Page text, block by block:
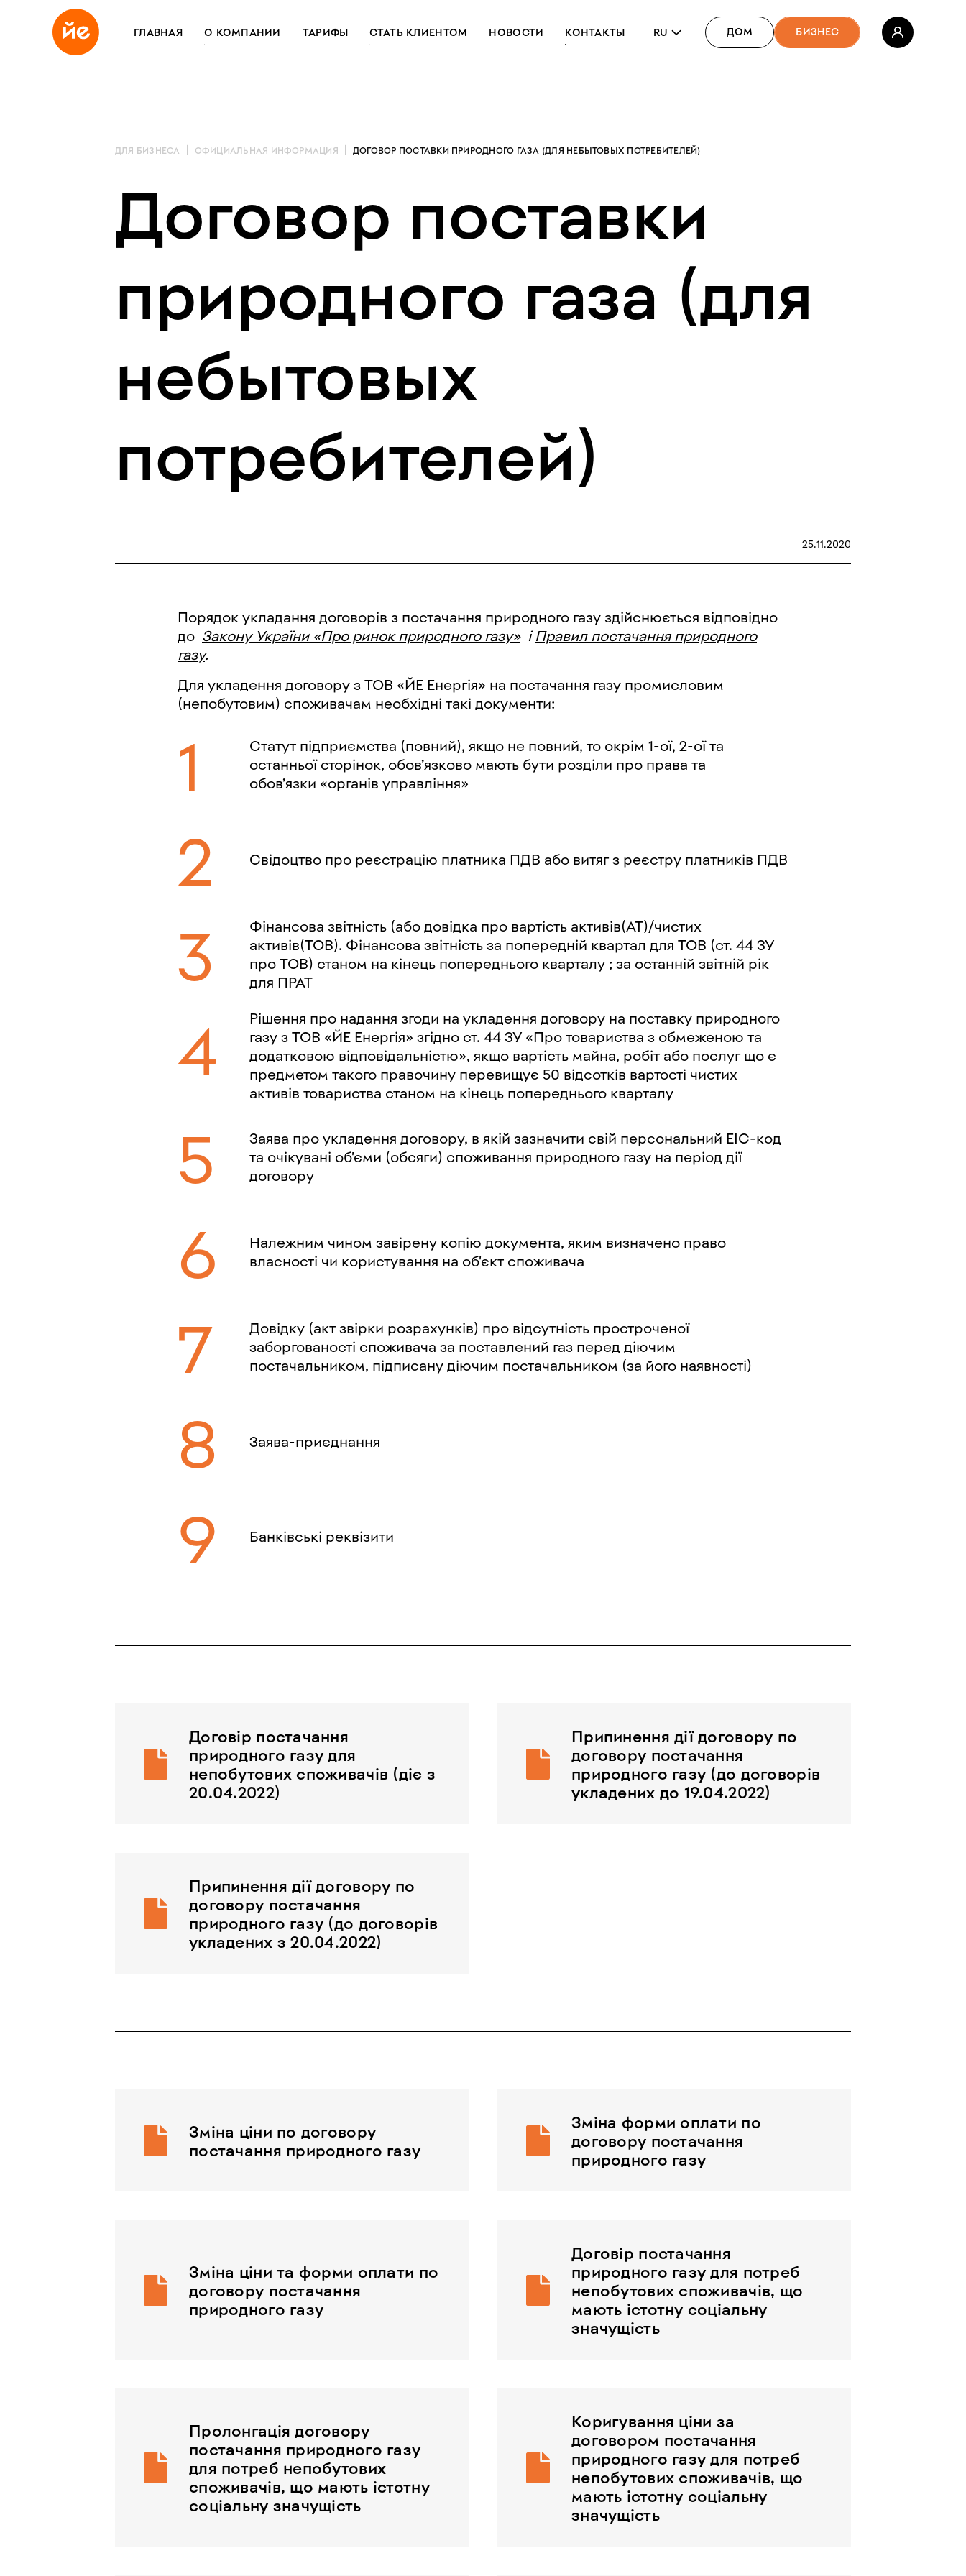
ГЛАВНАЯ О КОМПАНИИ ТАРИФЫ СТАТЬ КЛИЕНТОМ НОВОСТИ КОНТАКТЫ RU ДОМ БИЗНЕС
ДЛЯ БИЗНЕСА ОФИЦИАЛЬНАЯ ИНФОРМАЦИЯ ДОГОВОР ПОСТАВКИ ПРИРОДНОГО ГАЗА (ДЛЯ НЕБЫТОВЫХ ПОТРЕБИТЕЛЕЙ)
Договор поставки
природного газа (для
небытовых
потребителей)
25.11.2020
Порядок укладання договорів з постачання природного газу здійснюється відповідно
до Закону України «Про ринок природного газу»іПравил постачання природного
газу.
Для укладення договору з ТОВ «ЙЕ Енергія» на постачання газу промисловим
(непобутовим) споживачам необхідні такі документи:
Статут підприємства (повний), якщо не повний, то окрім 1-ої, 2-ої та
останньої сторінок, обов’язково мають бути розділи про права та
обов’язки «органів управління»
Свідоцтво про реєстрацію платника ПДВ або витяг з реєстру платників ПДВ
Фінансова звітність (або довідка про вартість активів(АТ)/чистих
активів(ТОВ). Фінансова звітність за попередній квартал для ТОВ (ст. 44 ЗУ
про ТОВ) станом на кінець попереднього кварталу ; за останній звітній рік
для ПРАТ
Рішення про надання згоди на укладення договору на поставку природного
газу з ТОВ «ЙЕ Енергія» згідно ст. 44 ЗУ «Про товариства з обмеженою та
додатковою відповідальністю», якщо вартість майна, робіт або послуг що є
предметом такого правочину перевищує 50 відсотків вартості чистих
активів товариства станом на кінець попереднього кварталу
Заява про укладення договору, в якій зазначити свій персональний EIC-код
та очікувані об'єми (обсяги) споживання природного газу на період дії
договору
Належним чином завірену копію документа, яким визначено право
власності чи користування на об'єкт споживача
Довідку (акт звірки розрахунків) про відсутність простроченої
заборгованості споживача за поставлений газ перед діючим
постачальником, підписану діючим постачальником (за його наявності)
Заява-приєднання
Банківські реквізити
Договір постачання
природного газу для
непобутових споживачів (діє з
20.04.2022)
Припинення дії договору по
договору постачання
природного газу (до договорів
укладених до 19.04.2022)
Припинення дії договору по
договору постачання
природного газу (до договорів
укладених з 20.04.2022)
Зміна ціни по договору
постачання природного газу
Зміна форми оплати по
договору постачання
природного газу
Зміна ціни та форми оплати по
договору постачання
природного газу
Договір постачання
природного газу для потреб
непобутових споживачів, що
мають істотну соціальну
значущість
Пролонгація договору
постачання природного газу
для потреб непобутових
споживачів, що мають істотну
соціальну значущість
Коригування ціни за
договором постачання
природного газу для потреб
непобутових споживачів, що
мають істотну соціальну
значущість